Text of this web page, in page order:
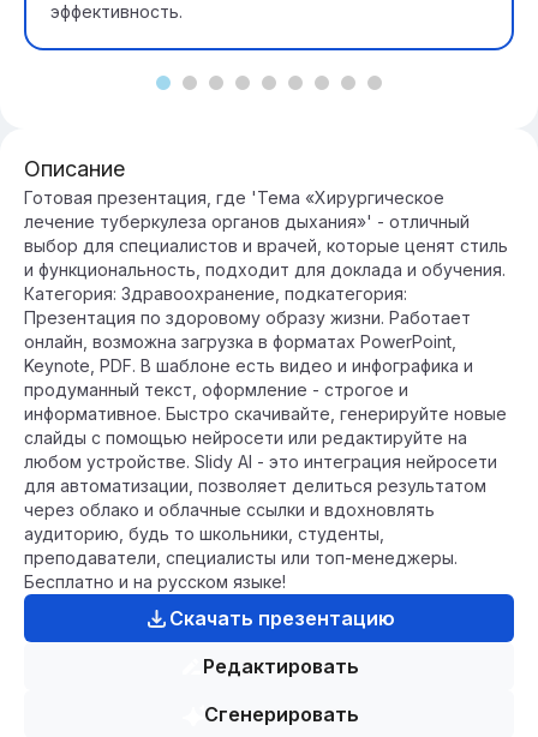
эффективность.
Описание
Готовая презентация, где 'Тема «Хирургическое
лечение туберкулеза органов дыхания»' - отличный
выбор для специалистов и врачей, которые ценят стиль
и функциональность, подходит для доклада и обучения.
Категория: Здравоохранение, подкатегория:
Презентация по здоровому образу жизни. Работает
онлайн, возможна загрузка в форматах PowerPoint,
Keynote, PDF. В шаблоне есть видео и инфографика и
продуманный текст, оформление - строгое и
информативное. Быстро скачивайте, генерируйте новые
слайды с помощью нейросети или редактируйте на
любом устройстве. Slidy AI - это интеграция нейросети
для автоматизации, позволяет делиться результатом
через облако и облачные ссылки и вдохновлять
аудиторию, будь то школьники, студенты,
преподаватели, специалисты или топ-менеджеры.
Бесплатно и на русском языке!
Скачать презентацию
Редактировать
Сгенерировать